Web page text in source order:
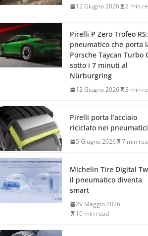
12 Giugno 2026 2 min
Pirelli P Zero Trofeo
pneumatico che porta
Porsche Taycan Turbo
sotto i 7 minuti al
Nürburgring
12 Giugno 2026 3 min
Pirelli porta l’acciaio
riciclato nei pneumatici
5 Giugno 2026 7 min
Michelin Tire Digital
il pneumatico diventa
smart
29 Maggio 2026
10 min read